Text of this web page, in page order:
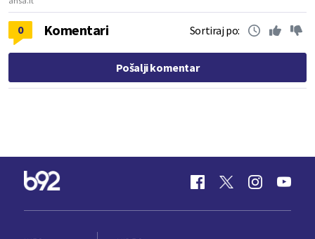
0 Komentari Sortiraj po:
Pošalji komentar